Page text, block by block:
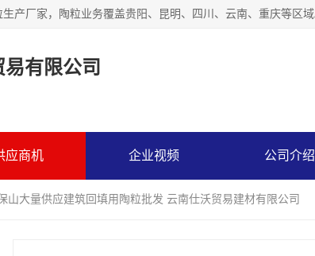
有限公司
应商机 企业视频 公司介绍
山大量供应建筑回填用陶粒批发 云南仕沃贸易建材有限公司